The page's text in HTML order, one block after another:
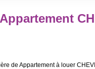
de Appartement à louer